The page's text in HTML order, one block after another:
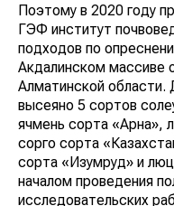
Поэтому в 2020 году
ГЭФ институт
подходов по
Акдалинском массиве
Алматинской области.
высеяно 5 сортов
ячмень сорта «Арна»,
сорго сорта
сорта «Изумруд» и
началом проведения
исследовательских